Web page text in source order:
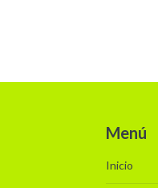
Menú
Inicio